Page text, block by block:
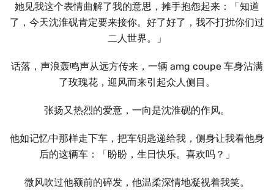
她见我这个表情曲解了我的意思，摊手抱怨起来：「知道
了，今天沈淮砚肯定要来接你。好了好了，我不打扰你们过
二人世界。」
话落，声浪轰鸣声从远方传来，一辆 amg coupe 车身沾满
了玫瑰花，迎风而来引起众人侧目。
张扬又热烈的爱意，一向是沈淮砚的作风。
他如记忆中那样走下车，把车钥匙递给我，侧身让我看他身
后的这辆车：「盼盼，生日快乐。喜欢吗？」
微风吹过他额前的碎发，他温柔深情地凝视着我笑。